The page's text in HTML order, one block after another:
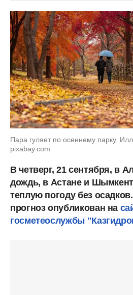
Пара гуляет по осеннему парку.
pixabay.com
В четверг, 21 сентября, в
дождь, в Астане и
теплую погоду без
прогноз опубликован на
госметеослужбы